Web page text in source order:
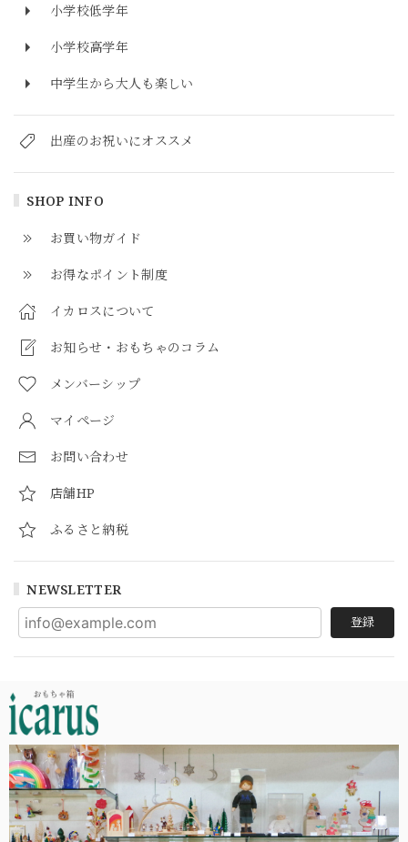
小学校低学年
小学校高学年
中学生から大人も楽しい
出産のお祝いにオススメ
SHOP INFO
お買い物ガイド
お得なポイント制度
イカロスについて
お知らせ・おもちゃのコラム
メンバーシップ
マイページ
お問い合わせ
店舗HP
ふるさと納税
NEWSLETTER
登録